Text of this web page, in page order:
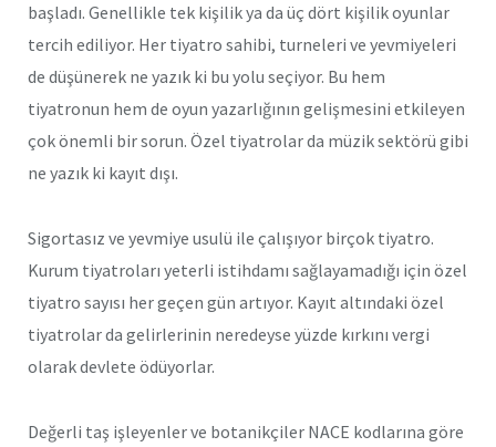
başladı. Genellikle tek kişilik ya da üç dört kişilik oyunlar
tercih ediliyor. Her tiyatro sahibi, turneleri ve yevmiyeleri
de düşünerek ne yazık ki bu yolu seçiyor. Bu hem
tiyatronun hem de oyun yazarlığının gelişmesini etkileyen
çok önemli bir sorun. Özel tiyatrolar da müzik sektörü gibi
ne yazık ki kayıt dışı.
Sigortasız ve yevmiye usulü ile çalışıyor birçok tiyatro.
Kurum tiyatroları yeterli istihdamı sağlayamadığı için özel
tiyatro sayısı her geçen gün artıyor. Kayıt altındaki özel
tiyatrolar da gelirlerinin neredeyse yüzde kırkını vergi
olarak devlete ödüyorlar.
Değerli taş işleyenler ve botanikçiler NACE kodlarına göre